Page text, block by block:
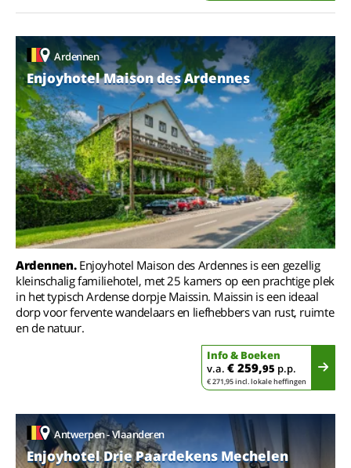
Ardennen
Enjoyhotel Maison des Ardennes
Ardennen.Enjoyhotel Maison des Ardennes is een gezellig
kleinschalig familiehotel, met 25 kamers op een prachtige plek
in het typisch Ardense dorpje Maissin. Maissin is een ideaal
dorp voor fervente wandelaars en liefhebbers van rust, ruimte
en de natuur.
Info & Boeken
v.a. € 259,95 p.p.
€ 271,95 incl. lokale heffingen
Antwerpen - Vlaanderen
Enjoyhotel Drie Paardekens Mechelen